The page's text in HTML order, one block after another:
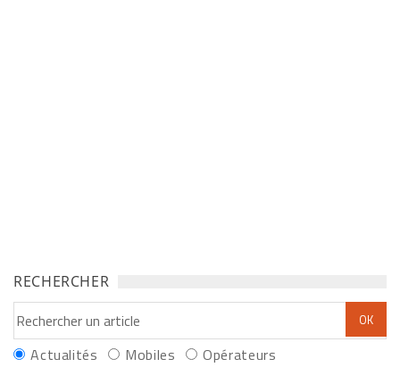
RECHERCHER
Actualités Mobiles Opérateurs